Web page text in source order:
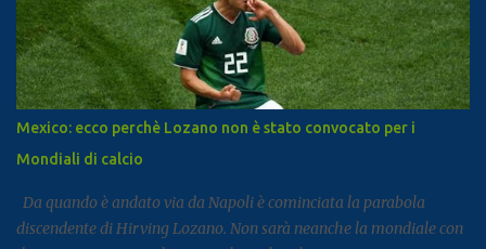
comparto nella regione. Napoli e Sorrento trainano il settore: Tra
le principali destinazioni spicca Napoli, che con 3,8 milioni di
presenze si posiziona al dodicesimo posto tra le mete turistiche
italiane, risultando la città con il miglior risultato nel
Mezzogiorno. Subito dopo si colloca Sorrento, che ha registrato 2,8
milioni di presenze e continua a distinguersi anche per alcuni dati
particolari. Circa il 90% dei visitatori della località costiera
proviene infatt...
Mexico: ecco perchè Lozano non è stato convocato per i
Mondiali di calcio
Da quando è andato via da Napoli è cominciata la parabola
discendente di Hirving Lozano. Non sarà neanche la mondiale con